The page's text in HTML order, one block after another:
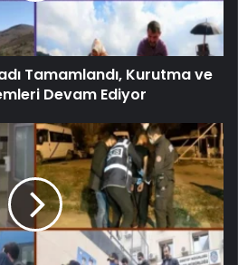
Tamamlandı, Kurutma ve
Devam Ediyor